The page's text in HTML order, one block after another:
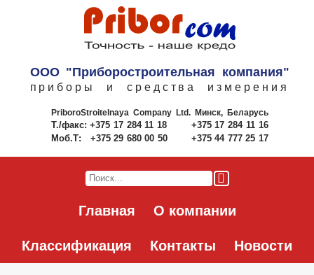
ООО "Приборостроительная компания"
приборы и средства измерения
PriboroStroitelnaya Company Ltd.Минск, Беларусь
Т./факс: +375 17 284 11 18
+375 17 284 11 16
Моб.Т:
+375 29 680 00 50 +375 44 777 25 17
Главная О компании
Классификация Контакты Новости